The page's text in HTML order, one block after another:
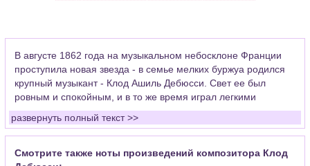
В августе 1862 года на музыкальном небосклоне Франции
проступила новая звезда - в семье мелких буржуа родился
крупный музыкант - Клод Ашиль Дебюсси. Свет ее был
ровным и спокойным, и в то же время играл легкими
восхитительными красками.
Клод Дебюсси появился, чтобы создавать новую музыку -
еще будучи студентом парижской консерватории, он
проявлял самостоятельное творческое мышление и
развернуть полный текст >>
Смотрите также ноты произведений композитора Клод